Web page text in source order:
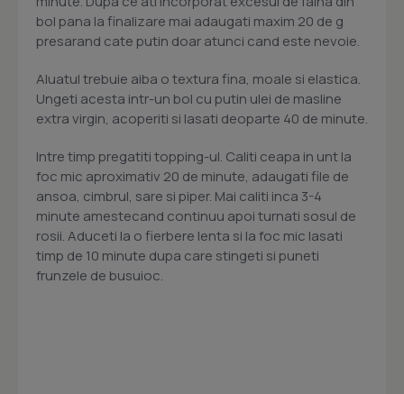
bol pana la finalizare mai adaugati maxim 20 de g
presarand cate putin doar atunci cand este nevoie.
Aluatul trebuie aiba o textura fina, moale si elastica.
Ungeti acesta intr-un bol cu putin ulei de masline
extra virgin, acoperiti si lasati deoparte 40 de minute.
Intre timp pregatiti topping-ul. Caliti ceapa in unt la
foc mic aproximativ 20 de minute, adaugati file de
ansoa, cimbrul, sare si piper. Mai caliti inca 3-4
minute amestecand continuu apoi turnati sosul de
rosii. Aduceti la o fierbere lenta si la foc mic lasati
timp de 10 minute dupa care stingeti si puneti
frunzele de busuioc.